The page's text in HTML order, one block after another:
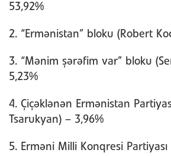
53,92%
2. “Ermənistan” bloku (Robert
3. “Mənim şərəfim var” bloku
5,23%
4. Çiçəklənən Ermənistan
Tsarukyan) – 3,96%
5. Erməni Milli Konqresi Partiyası